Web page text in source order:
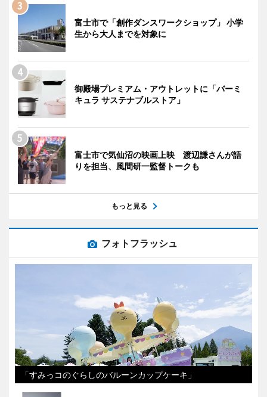
富士市で「創作ダンスワークショップ」 小学
生から大人までを対象に
御殿場プレミアム・アウトレットに「バーミ
キュラ サステナブルストア」
富士市で気仙沼の映画上映 渡辺謙さんが語
りを担当、風間研一監督トークも
もっと見る
フォトフラッシュ
「すみっコのぐらしのバルーンカップケーキ」